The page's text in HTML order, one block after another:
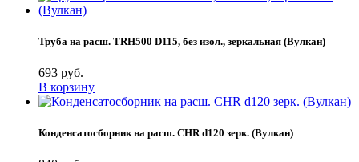
Труба на расш. TRH500 D115, без изол., зеркальная (Вулкан)
693 руб.
В корзину
Конденсатосборник на расш. CHR d120 зерк. (Вулкан)